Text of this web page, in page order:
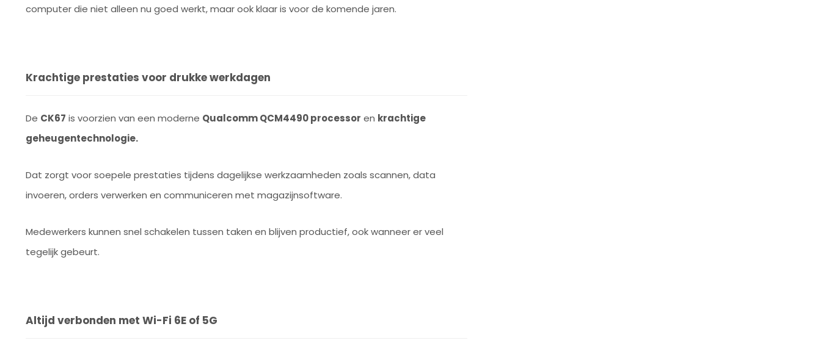
computer die niet alleen nu goed werkt, maar ook klaar is voor de komende jaren.
Krachtige prestaties voor drukke werkdagen
De CK67 is voorzien van een moderne Qualcomm QCM4490 processor en krachtige
geheugentechnologie.
Dat zorgt voor soepele prestaties tijdens dagelijkse werkzaamheden zoals scannen, data
invoeren, orders verwerken en communiceren met magazijnsoftware.
Medewerkers kunnen snel schakelen tussen taken en blijven productief, ook wanneer er veel
tegelijk gebeurt.
Altijd verbonden met Wi-Fi 6E of 5G